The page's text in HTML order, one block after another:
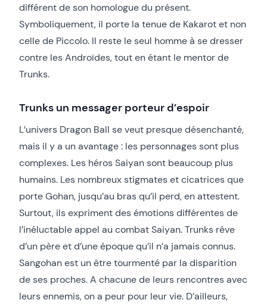
différent de son homologue du présent.
Symboliquement, il porte la tenue de Kakarot et non
celle de Piccolo. Il reste le seul homme à se dresser
contre les Androïdes, tout en étant le mentor de
Trunks.
Trunks un messager porteur d’espoir
L’univers Dragon Ball se veut presque désenchanté,
mais il y a un avantage : les personnages sont plus
complexes. Les héros Saiyan sont beaucoup plus
humains. Les nombreux stigmates et cicatrices que
porte Gohan, jusqu’au bras qu’il perd, en attestent.
Surtout, ils expriment des émotions différentes de
l’inéluctable appel au combat Saiyan. Trunks rêve
d’un père et d’une époque qu’il n’a jamais connus.
Sangohan est un être tourmenté par la disparition
de ses proches. A chacune de leurs rencontres avec
leurs ennemis, on a peur pour leur vie. D’ailleurs,